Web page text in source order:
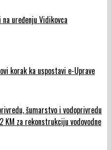
uređenju Vidikovca
korak ka uspostavi e-Uprave
šumarstvo i vodoprivredu
KM za rekonstrukciju vodovodne